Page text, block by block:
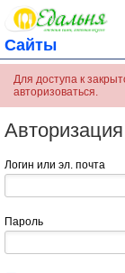
Сайты
Для доступа к
авторизоваться.
Авторизация
Логин или эл. почта
Пароль